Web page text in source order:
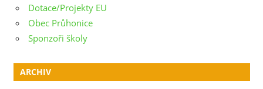
Dotace/Projekty EU
Obec Průhonice
Sponzoři školy
ARCHIV